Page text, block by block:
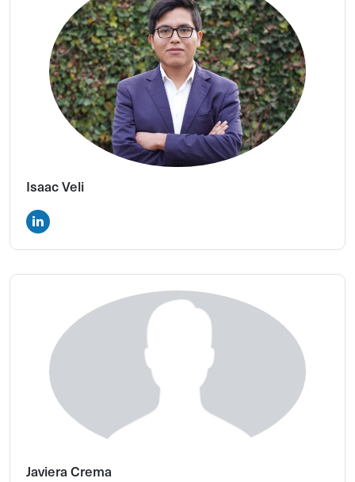
Isaac Veli
Javiera Crema